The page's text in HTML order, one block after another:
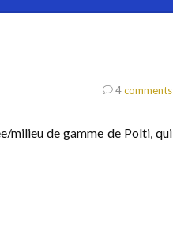
4comments
milieu de gamme de Polti, qui